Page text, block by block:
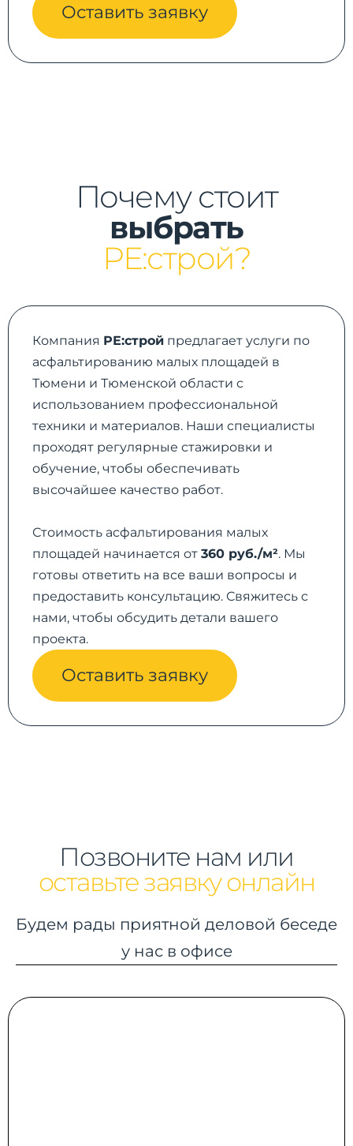
Оставить заявку
Почему стоит
выбрать
РЕ:строй?
Компания РЕ:строй предлагает услуги по
асфальтированию малых площадей в
Тюмени и Тюменской области с
использованием профессиональной
техники и материалов. Наши специалисты
проходят регулярные стажировки и
обучение, чтобы обеспечивать
высочайшее качество работ.
Стоимость асфальтирования малых
площадей начинается от 360 руб./м². Мы
готовы ответить на все ваши вопросы и
предоставить консультацию. Свяжитесь с
нами, чтобы обсудить детали вашего
проекта.
Оставить заявку
Позвоните нам или
оставьте заявку онлайн
Будем рады приятной деловой беседе
у нас в офисе